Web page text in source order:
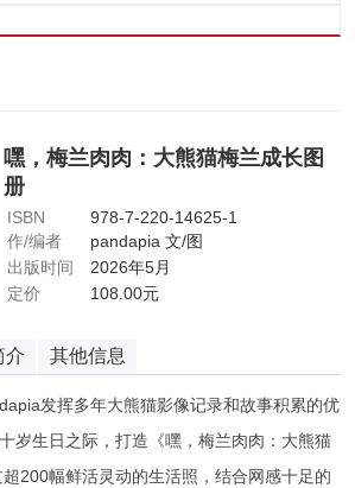
嘿，梅兰肉肉：大熊猫梅兰成长图
册
ISBN
978-7-220-14625-1
作/编者
pandapia 文/图
出版时间
2026年5月
定价
108.00元
介 其他信息
发挥多年大熊猫影像记录和故事积累的优
岁生日之际，打造《嘿，梅兰肉肉：大熊猫
200幅鲜活灵动的生活照，结合网感十足的